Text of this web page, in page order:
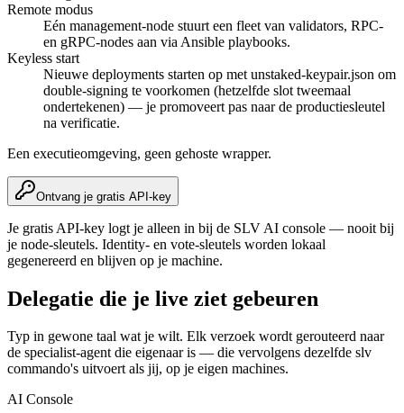
Remote modus
Eén management-node stuurt een fleet van validators, RPC-
en gRPC-nodes aan via Ansible playbooks.
Keyless start
Nieuwe deployments starten op met unstaked-keypair.json om
double-signing te voorkomen (hetzelfde slot tweemaal
ondertekenen) — je promoveert pas naar de productiesleutel
na verificatie.
Een executieomgeving, geen gehoste wrapper.
Ontvang je gratis API-key
Je gratis API-key logt je alleen in bij de SLV AI console — nooit bij
je node-sleutels. Identity- en vote-sleutels worden lokaal
gegenereerd en blijven op je machine.
Delegatie die je live ziet gebeuren
Typ in gewone taal wat je wilt. Elk verzoek wordt gerouteerd naar
de specialist-agent die eigenaar is — die vervolgens dezelfde slv
commando's uitvoert als jij, op je eigen machines.
AI Console